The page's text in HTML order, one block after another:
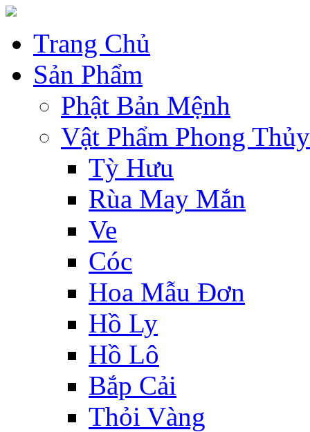
Trang Chủ
Sản Phẩm
Phật Bản Mệnh
Vật Phẩm Phong Thủy
Tỳ Hưu
Rùa May Mắn
Ve
Cóc
Hoa Mẫu Đơn
Hồ Ly
Hồ Lô
Bắp Cải
Thỏi Vàng